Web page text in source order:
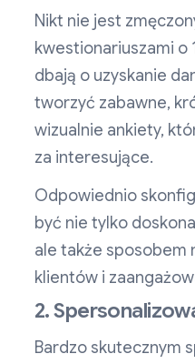
Nikt nie jest
kwestionariuszami o
dbają o uzyskanie
tworzyć zabawne,
wizualnie ankiety,
za interesujące.
Odpowiednio
być nie tylko
ale także sposobem
klientów i
2.
Bardzo skutecznym